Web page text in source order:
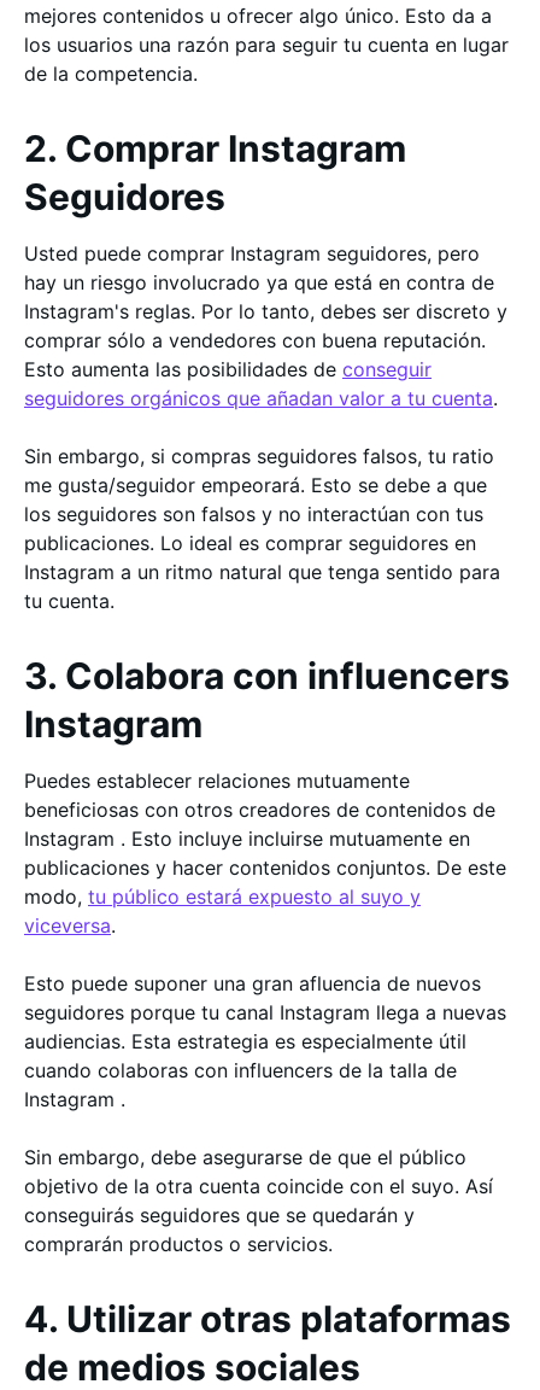
mejores contenidos u ofrecer algo único. Esto da a
los usuarios una razón para seguir tu cuenta en lugar
de la competencia.
2. Comprar Instagram
Seguidores
Usted puede comprar Instagram seguidores, pero
hay un riesgo involucrado ya que está en contra de
Instagram's reglas. Por lo tanto, debes ser discreto y
comprar sólo a vendedores con buena reputación.
Esto aumenta las posibilidades de conseguir
seguidores orgánicos que añadan valor a tu cuenta.
Sin embargo, si compras seguidores falsos, tu ratio
me gusta/seguidor empeorará. Esto se debe a que
los seguidores son falsos y no interactúan con tus
publicaciones. Lo ideal es comprar seguidores en
Instagram a un ritmo natural que tenga sentido para
tu cuenta.
3. Colabora con influencers
Instagram
Puedes establecer relaciones mutuamente
beneficiosas con otros creadores de contenidos de
Instagram . Esto incluye incluirse mutuamente en
publicaciones y hacer contenidos conjuntos. De este
modo, tu público estará expuesto al suyo y
viceversa.
Esto puede suponer una gran afluencia de nuevos
seguidores porque tu canal Instagram llega a nuevas
audiencias. Esta estrategia es especialmente útil
cuando colaboras con influencers de la talla de
Instagram .
Sin embargo, debe asegurarse de que el público
objetivo de la otra cuenta coincide con el suyo. Así
conseguirás seguidores que se quedarán y
comprarán productos o servicios.
4. Utilizar otras plataformas
de medios sociales